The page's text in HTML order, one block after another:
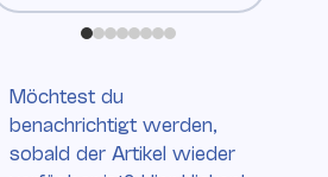
Möchtest du
benachrichtigt werden,
sobald der Artikel wieder